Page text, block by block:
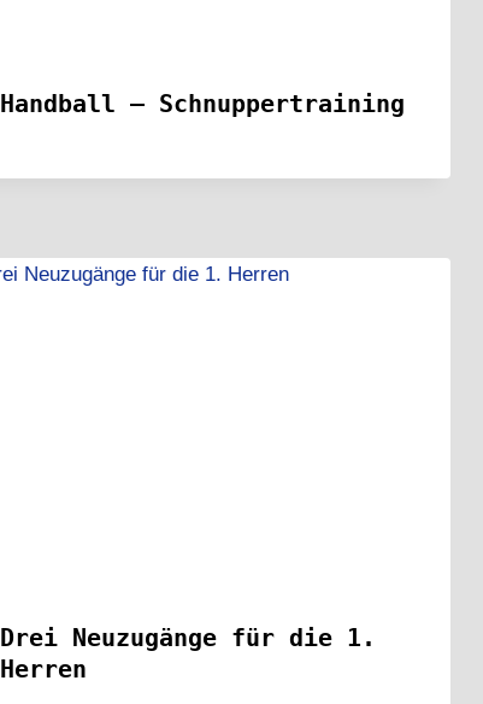
Handball – Schnuppertraining
Drei Neuzugänge für die 1.
Herren